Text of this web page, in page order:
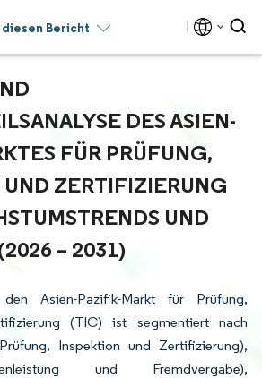
diesen Bericht
M
DES ASIEN-P
FÜR PRÜFUNG, I
ZERTIFIZIERUNG (
UND P
– 2031)
Asien-Pazifik-Markt für Prüfung,
(TIC) ist segmentiert nach
Inspektion und Zertifizierung),
und Fremdvergabe),